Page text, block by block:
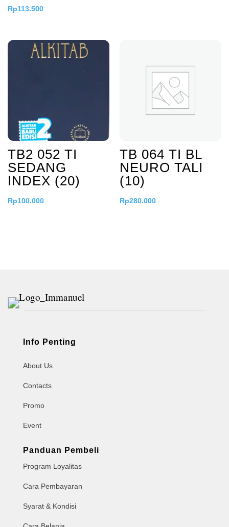
Rp113.500
TB2 052 TI
SEDANG
INDEX (20)
Rp100.000
TB 064 TI BL
NEURO TALI
(10)
Rp280.000
Info Penting
About Us
Contacts
Promo
Event
Panduan Pembeli
Program Loyalitas
Cara Pembayaran
Syarat & Kondisi